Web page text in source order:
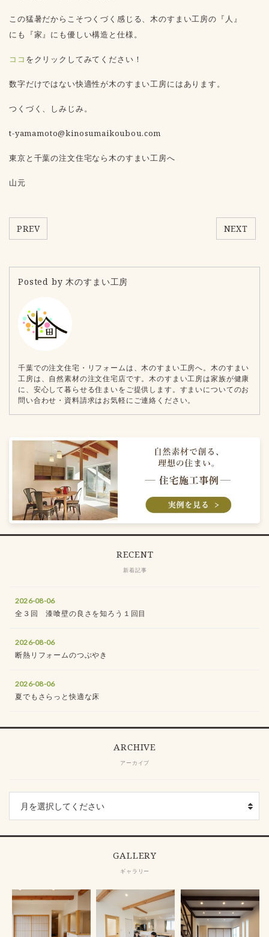
この猛暑だからこそつくづく感じる、木のすまい工房の『人』
にも『家』にも優しい構造と仕様。
ココ をクリックしてみてください！
数字だけではない快適性が木のすまい工房にはあります。
つくづく、しみじみ。
t-yamamoto@kinosumaikoubou.com
東京と千葉の注文住宅なら木のすまい工房へ
山元
PREV NEXT
Posted by 木のすまい工房
千葉での注文住宅・リフォームは、木のすまい工房へ。木のすまい
工房は、自然素材の注文住宅店です。木のすまい工房は家族が健康
に、安心して暮らせる住まいをご提供します。すまいについてのお
問い合わせ・資料請求はお気軽にご連絡ください。
RECENT
新着記事
2026-08-06
全３回 漆喰壁の良さを知ろう１回目
2026-08-06
断熱リフォームのつぶやき
2026-08-06
夏でもさらっと快適な床
ARCHIVE
アーカイブ
GALLERY
ギャラリー